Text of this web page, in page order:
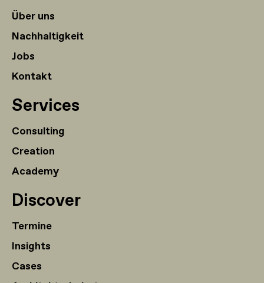
Über uns
Nachhaltigkeit
Jobs
Kontakt
Services
Consulting
Creation
Academy
Discover
Termine
Insights
Cases